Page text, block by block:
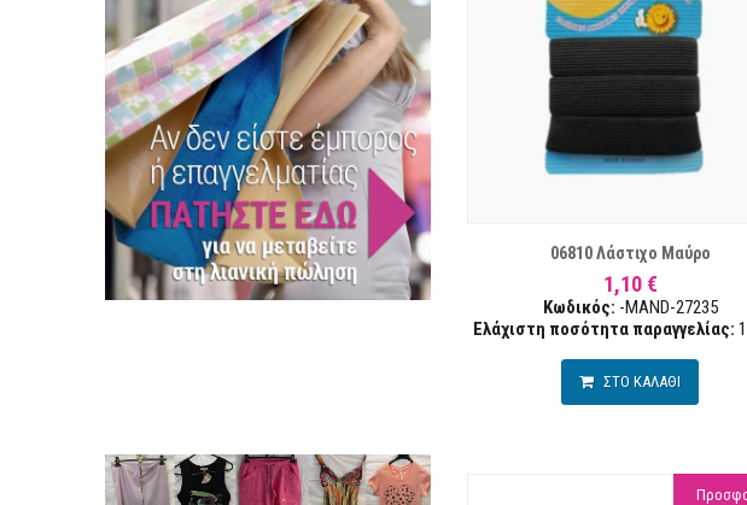
ΛΊΣΤΑ ΕΠΙΘΥΜΙΏΝ
06810 Λάστιχο Μαύρο
1,10 €
Κωδικός: -MAND-27235
Ελάχιστη ποσότητα παραγγελίας:
ΣΤΟ ΚΑΛΑΘΙ